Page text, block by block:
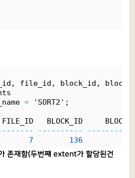
file_id, block_id,
= 'SORT2';
BLOCK_ID     BLOCKS
----------
----------
7 136
존재함(두번쨰 extent가 할당된건